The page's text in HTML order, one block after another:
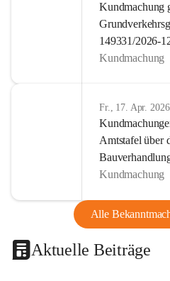
Kundmachung
149331/2026-
Kundmachung
Fr., 17. Apr. 2026
Amtstafel über
Kundmachung
Alle
Aktuelle Beiträge